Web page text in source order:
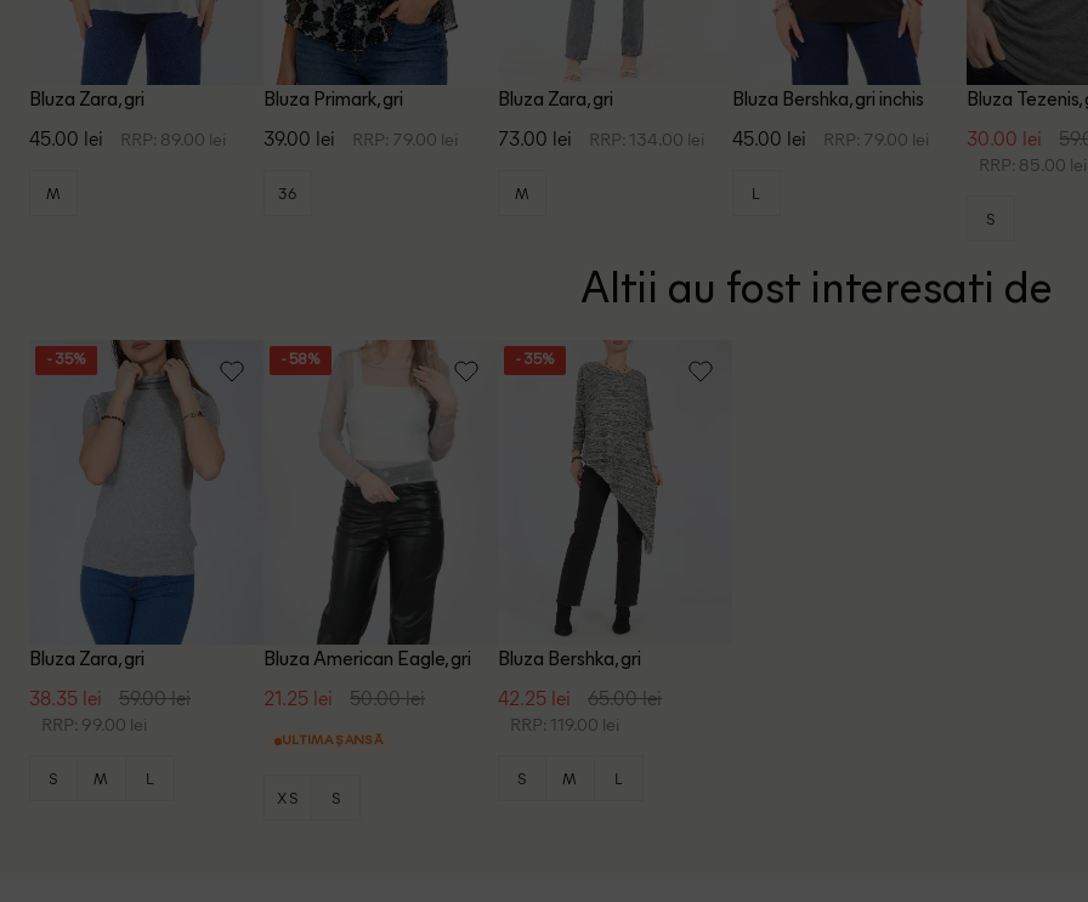
Bluza Zara, gri
45.00 lei RRP: 89.00 lei
M
Bluza Primark, gri
39.00 lei RRP: 79.00 lei
36
Bluza Zara, gri
73.00 lei RRP: 134.00 lei
M
Bluza Bershka, gri inchis
45.00 lei RRP: 79.00 lei
L
Bluza Tezenis,
30.00 lei
RRP: 85.00 lei
S
Altii au fost interesati de
- 35%
Bluza Zara, gri
38.35 lei 59.00 lei
RRP: 99.00 lei
S M L
- 58%
Bluza American Eagle, gri
21.25 lei 50.00 lei
ULTIMA ȘANSĂ
XS S
- 35%
Bluza Bershka, gri
42.25 lei 65.00 lei
RRP: 119.00 lei
S M L